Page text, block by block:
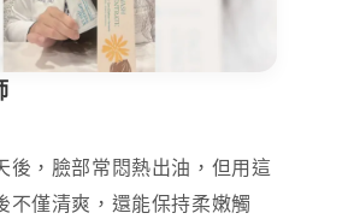
後，臉部常悶熱出油，但用這
不僅清爽，還能保持柔嫩觸